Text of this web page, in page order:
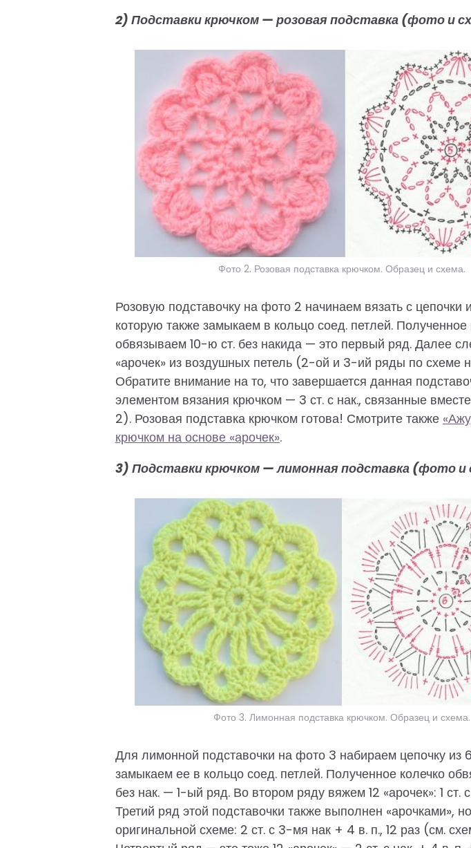
2) Подставки крючком — розовая подставка (фото и
Фото 2. Розовая подставка крючком. Образец и схема.
Розовую подставочку на фото 2 начинаем вязать с цепочки
которую также замыкаем в кольцо соед. петлей. Полученное
обвязываем 10-ю ст. без накида — это первый ряд. Далее
«арочек» из воздушных петель (2-ой и 3-ий ряды по схеме
Обратите внимание на то, что завершается данная
элементом вязания крючком — 3 ст. с нак., связанные
2). Розовая подставка крючком готова! Смотрите также
крючком на основе «арочек».
3) Подставки крючком — лимонная подставка (фото и
Фото 3. Лимонная подставка крючком. Образец и схема.
Для лимонной подставочки на фото 3 набираем цепочку из
замыкаем ее в кольцо соед. петлей. Полученное колечко
без нак. — 1-ый ряд. Во втором ряду вяжем 12 «арочек»: 1 ст.
Третий ряд этой подставочки также выполнен «арочками»,
оригинальной схеме: 2 ст. с 3-мя нак + 4 в. п., 12 раз (см.